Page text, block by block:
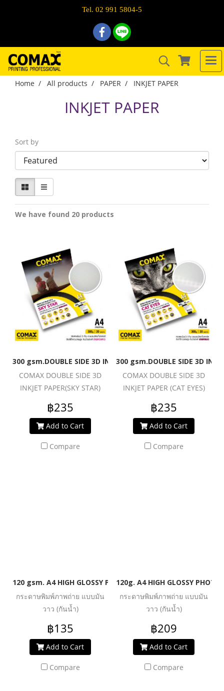
Tel. 02 991 5804-5
Home All products PAPER INKJET PAPER
INKJET PAPER
Sort by
We have found 20 products
300 gsm.DOUBLE SIDE 3D INKJET PAPER (SKY STAR)
COMAX DOUBLE SIDE 3D
INKJET PAPER(SKY STAR)
฿235
Add to Cart
Compare
300 gsm.DOUBLE SIDE 3D
COMAX DOUBLE SIDE 3D
INKJET PAPER (CAT EYES)
฿235
Add to Cart
Compare
120 gsm. A4 HIGH GLOSSY PHOTO INKJET PAPER (WATER
กระดาษพิมพ์ภาพถ่าย แบบมัน
วาว (กันน้ำ)
฿135
Add to Cart
Compare
120g. A4 HIGH GLOSSY
กระดาษพิมพ์ภาพถ่าย แบบมัน
วาว (กันน้ำ)
฿209
Add to Cart
Compare